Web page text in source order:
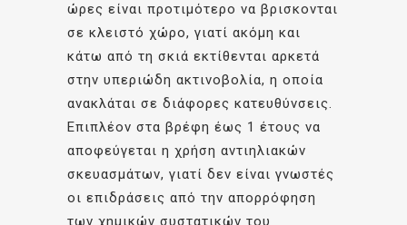
ώρες είναι προτιμότερο να βρισκονται
σε κλειστό χώρο, γιατί ακόμη και
κάτω από τη σκιά εκτίθενται αρκετά
στην υπεριώδη ακτινοβολία, η οποία
ανακλάται σε διάφορες κατευθύνσεις.
Επιπλέον στα βρέφη έως 1 έτους να
αποφεύγεται η χρήση αντιηλιακών
σκευασμάτων, γιατί δεν είναι γνωστές
οι επιδράσεις από την απορρόφηση
των χημικών συστατικών του